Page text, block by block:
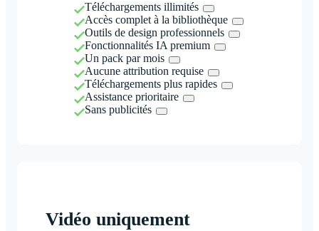
Téléchargements illimités
Accès complet à la bibliothèque
Outils de design professionnels
Fonctionnalités IA premium
Un pack par mois
Aucune attribution requise
Téléchargements plus rapides
Assistance prioritaire
Sans publicités
Vidéo uniquement